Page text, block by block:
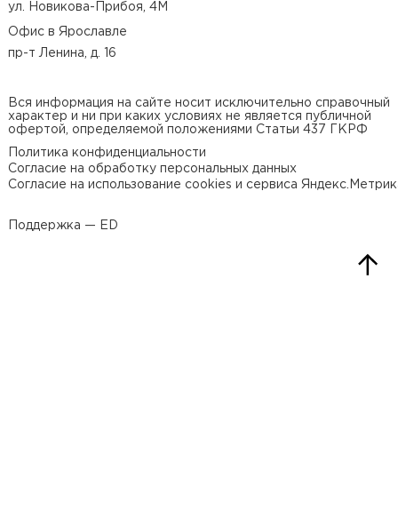
ул. Новикова-Прибоя, 4М
Офис в Ярославле
пр-т Ленина, д. 16
Вся информация на сайте носит исключительно справочный
характер и ни при каких условиях не является публичной
офертой, определяемой положениями Статьи 437 ГКРФ
Политика конфиденциальности
Согласие на обработку персональных данных
Согласие на использование cookies и сервиса
Поддержка — ED